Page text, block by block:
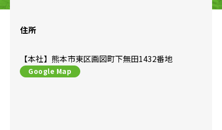
住所
【本社】 熊本市東区画図町下無田1432番地
Google Map